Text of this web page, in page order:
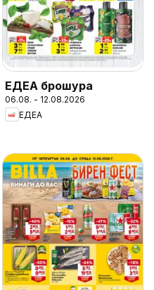
ЕДЕА брошура
06.08. - 12.08.2026
ЕДЕА